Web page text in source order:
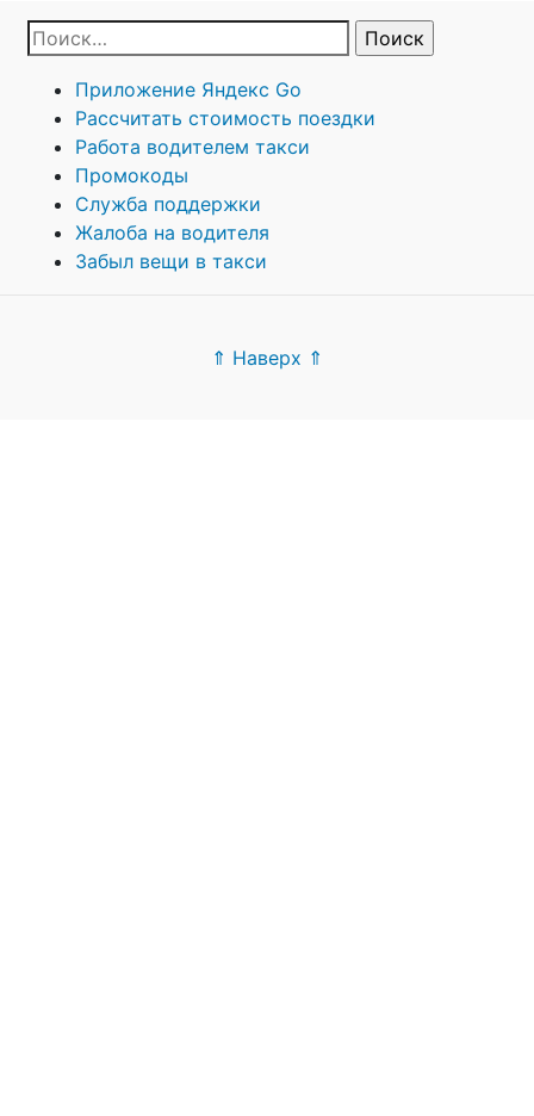
Приложение Яндекс Go
Рассчитать стоимость поездки
Работа водителем такси
Промокоды
Служба поддержки
Жалоба на водителя
Забыл вещи в такси
⇑ Наверх ⇑